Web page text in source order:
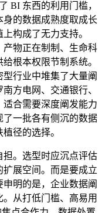
BI 东西的利用门槛，
的数据成熟度取成长
构成了无力支持。
产物正在制制、生命科
根本权限节制系统。
行业中堆集了大量阐
方电网、交通银行、
合需要深度阐发能力
一批各有侧沉的数据
径的选择。
。选型时应沉点评估
扩展空间。而是要成立
明的是，企业数据阐
从打低门槛、高易用